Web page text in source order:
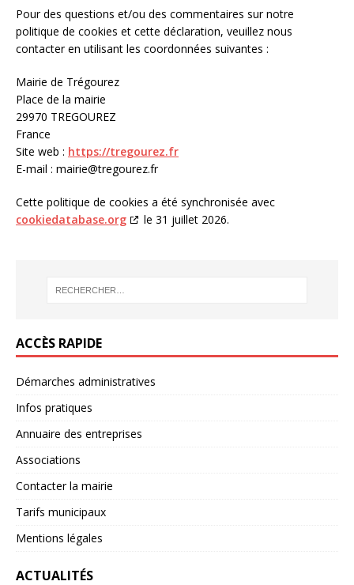
Pour des questions et/ou des commentaires sur notre
politique de cookies et cette déclaration, veuillez nous
contacter en utilisant les coordonnées suivantes :
Mairie de Trégourez
Place de la mairie
29970 TREGOUREZ
France
Site web : https://tregourez.fr
E-mail : mairie@tregourez.fr
Cette politique de cookies a été synchronisée avec
cookiedatabase.org
le 31 juillet 2026.
ACCÈS RAPIDE
Démarches administratives
Infos pratiques
Annuaire des entreprises
Associations
Contacter la mairie
Tarifs municipaux
Mentions légales
ACTUALITÉS